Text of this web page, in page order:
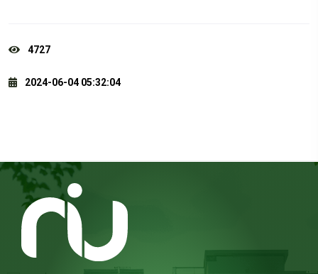
4727
2024-06-04 05:32:04